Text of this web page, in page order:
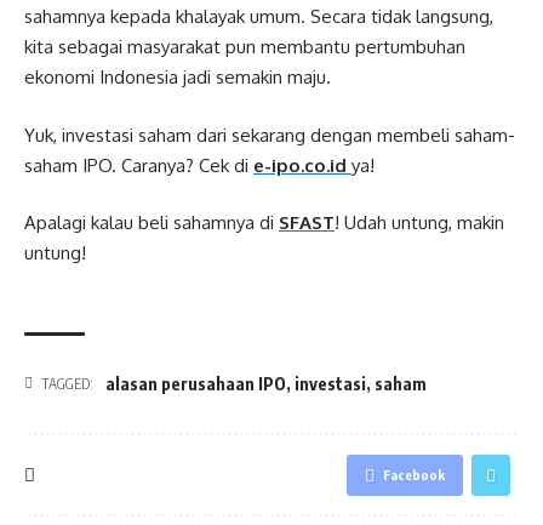
sahamnya kepada khalayak umum. Secara tidak langsung,
kita sebagai masyarakat pun membantu pertumbuhan
ekonomi Indonesia jadi semakin maju.
Yuk, investasi saham dari sekarang dengan membeli saham-
saham IPO. Caranya? Cek di e-ipo.co.id ya!
Apalagi kalau beli sahamnya di SFAST! Udah untung, makin
untung!
TAGGED: alasan perusahaan IPO, investasi, saham
Facebook